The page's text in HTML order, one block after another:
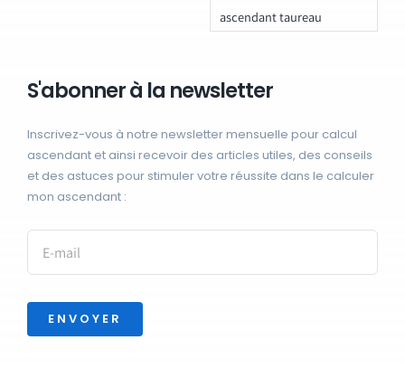
ascendant taureau
S'abonner à la newsletter
Inscrivez-vous à notre newsletter mensuelle pour calcul
ascendant et ainsi recevoir des articles utiles, des conseils
et des astuces pour stimuler votre réussite dans le calculer
mon ascendant :
ENVOYER